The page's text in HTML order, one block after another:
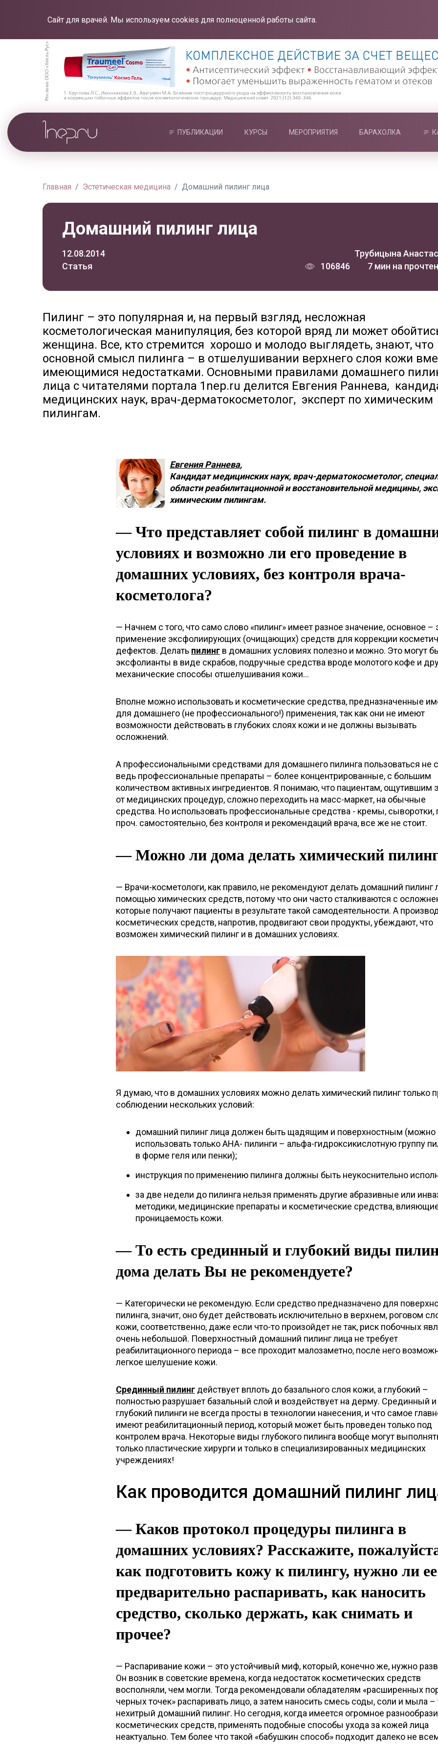
Сайт для врачей. Мы используем cookies для полноценной работы сайта.
ПУБЛИКАЦИИ КУРСЫ МЕРОПРИЯТИЯ БАРАХОЛКА
Главная Эстетическая медицина Домашний пилинг лица
Домашний пилинг лица
12.08.2014
Статья
Трубицына
106846
7 мин на
Пилинг – это популярная и, на первый взгляд, несложная
косметологическая манипуляция, без которой вряд ли может
женщина. Все, кто стремится хорошо и молодо выглядеть, знают, что
основной смысл пилинга – в отшелушивании верхнего слоя кожи
имеющимися недостатками. Основными правилами домашнего
лица с читателями портала 1nep.ru делится Евгения Раннева,
медицинских наук, врач-дерматокосметолог, эксперт по химическим
пилингам.
Евгения Раннева,
Кандидат медицинских наук, врач-дерматокосметолог,
области реабилитационной и восстановительной медицины,
химическим пилингам.
— Что представляет собой пилинг в
условиях и возможно ли его проведение в
домашних условиях, без контроля врача-
косметолога?
— Начнем с того, что само слово «пилинг» имеет разное значение, основное –
применение эксфолиирующих (очищающих) средств для коррекции
дефектов. Делать пилинг в домашних условиях полезно и можно. Это могут
эксфолианты в виде скрабов, подручные средства вроде молотого кофе и
механические способы отшелушивания кожи…
Вполне можно использовать и косметические средства, предназначенные
для домашнего (не профессионального!) применения, так как они не имеют
возможности действовать в глубоких слоях кожи и не должны вызывать
осложнений.
А профессиональными средствами для домашнего пилинга пользоваться не
ведь профессиональные препараты – более концентрированные, с большим
количеством активных ингредиентов. Я понимаю, что пациентам, ощутившим
от медицинских процедур, сложно переходить на масс-маркет, на обычные
средства. Но использовать профессиональные средства - кремы, сыворотки,
проч. самостоятельно, без контроля и рекомендаций врача, все же не стоит.
— Можно ли дома делать химический
— Врачи-косметологи, как правило, не рекомендуют делать домашний пилинг
помощью химических средств, потому что они часто сталкиваются с
которые получают пациенты в результате такой самодеятельности. А
косметических средств, напротив, продвигают свои продукты, убеждают, что
возможен химический пилинг и в домашних условиях.
Я думаю, что в домашних условиях можно делать химический пилинг только
соблюдении нескольких условий:
домашний пилинг лица должен быть щадящим и поверхностным (можно
использовать только AHA- пилинги – альфа-гидроксикислотную группу
в форме геля или пенки);
инструкция по применению пилинга должны быть неукоснительно
за две недели до пилинга нельзя применять другие абразивные или
методики, медицинские препараты и косметические средства,
проницаемость кожи.
— То есть срединный и глубокий виды
дома делать Вы не рекомендуете?
— Категорически не рекомендую. Если средство предназначено для
пилинга, значит, оно будет действовать исключительно в верхнем, роговом
кожи, соответственно, даже если что-то произойдет не так, риск побочных
очень небольшой. Поверхностный домашний пилинг лица не требует
реабилитационного периода – все проходит малозаметно, после него
легкое шелушение кожи.
Срединный пилинг действует вплоть до базального слоя кожи, а глубокий –
полностью разрушает базальный слой и воздействует на дерму. Срединный и
глубокий пилинги не всегда просты в технологии нанесения, и что самое
имеют реабилитационный период, который может быть проведен только под
контролем врача. Некоторые виды глубокого пилинга вообще могут
только пластические хирурги и только в специализированных медицинских
учреждениях!
Как проводится домашний пилинг
— Каков протокол процедуры пилинга в
домашних условиях? Расскажите,
как подготовить кожу к пилингу, нужно ли ее
предварительно распаривать, как наносить
средство, сколько держать, как снимать и
прочее?
— Распаривание кожи – это устойчивый миф, который, конечно же, нужно
Он возник в советские времена, когда недостаток косметических средств
восполняли, чем могли. Тогда рекомендовали обладателям «расширенных
черных точек» распаривать лицо, а затем наносить смесь соды, соли и мыла –
нехитрый домашний пилинг. Но сегодня, когда имеется огромное
косметических средств, применять подобные способы ухода за кожей лица
неактуально. Тем более что такой «бабушкин способ» подходит далеко не